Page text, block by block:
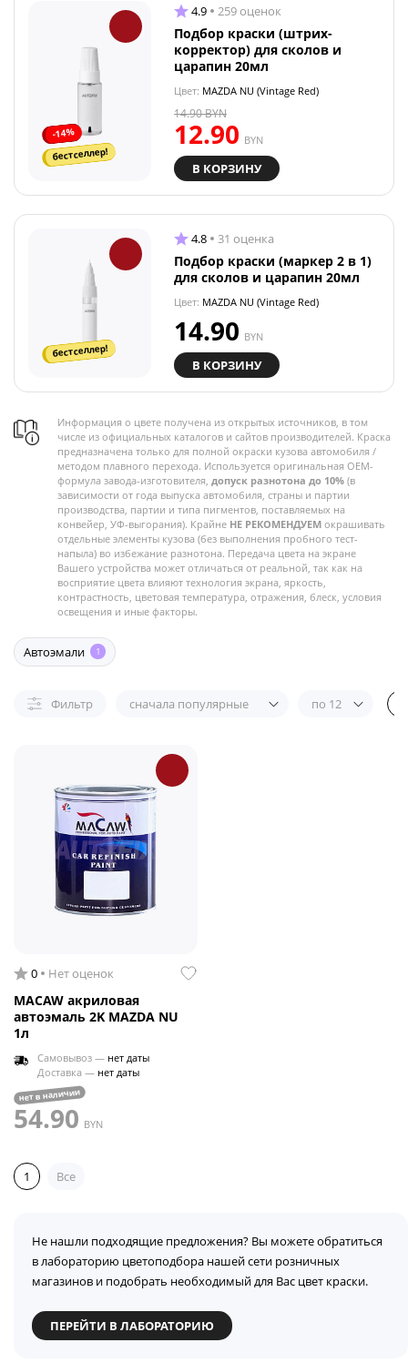
-14%
бестселлер!
4.9 259 оценок
Подбор краски (штрих-
корректор) для сколов и
царапин 20мл
Цвет: MAZDA NU (Vintage Red)
12.90 BYN
14.90BYN
В КОРЗИНУ
бестселлер!
4.8 31 оценка
Подбор краски (маркер 2 в 1)
для сколов и царапин 20мл
Цвет: MAZDA NU (Vintage Red)
14.90 BYN
В КОРЗИНУ
Информация о цвете получена из открытых источников, в том
числе из официальных каталогов и сайтов производителей. Краска
предназначена только для полной окраски кузова автомобиля /
методом плавного перехода. Используется оригинальная OEM-
формула завода-изготовителя, допуск разнотона до 10% (в
зависимости от года выпуска автомобиля, страны и партии
производства, партии и типа пигментов, поставляемых на
конвейер, УФ-выгорания). Крайне НЕ РЕКОМЕНДУЕМ окрашивать
отдельные элементы кузова (без выполнения пробного тест-
напыла) во избежание разнотона. Передача цвета на экране
Вашего устройства может отличаться от реальной, так как на
восприятие цвета влияют технология экрана, яркость,
контрастность, цветовая температура, отражения, блеск, условия
освещения и иные факторы.
Автоэмали 1
Фильтр сначала популярные по 12
0 Нет оценок
MACAW акриловая
автоэмаль 2K MAZDA NU
1л
Самовывоз — нет даты
Доставка — нет даты
нет в наличии
54.90 BYN
1 Все
Не нашли подходящие предложения? Вы можете обратиться
в лабораторию цветоподбора нашей сети розничных
магазинов и подобрать необходимый для Вас цвет краски.
ПЕРЕЙТИ В ЛАБОРАТОРИЮ